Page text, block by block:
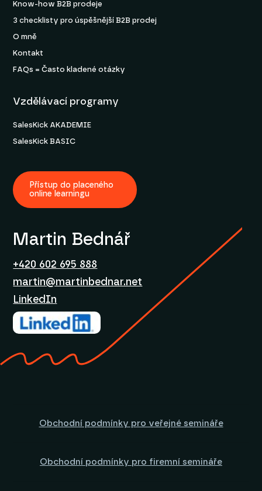
Know-how B2B prodeje
3 checklisty pro úspěšnější B2B prodej
O mně
Kontakt
FAQs = Často kladené otázky
Vzdělávací programy
SalesKick AKADEMIE
SalesKick BASIC
Přístup do placeného
online learningu
Martin Bednář
+420 602 695 888
martin@martinbednar.net
LinkedIn
Obchodní podmínky pro veřejné semináře
Obchodní podmínky pro firemní semináře